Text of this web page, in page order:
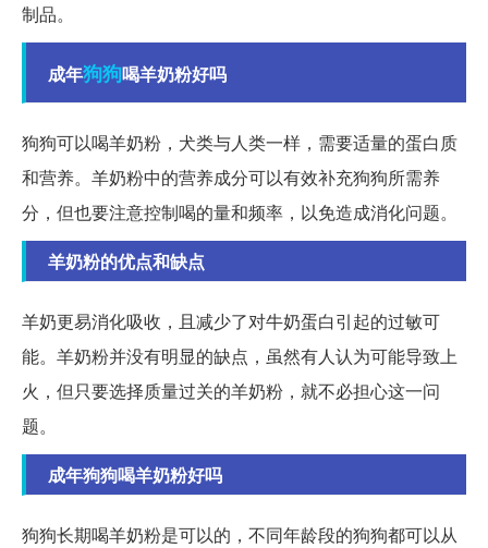
制品。
成年狗狗喝羊奶粉好吗
狗狗可以喝羊奶粉，犬类与人类一样，需要适量的蛋白质
和营养。羊奶粉中的营养成分可以有效补充狗狗所需养
分，但也要注意控制喝的量和频率，以免造成消化问题。
羊奶粉的优点和缺点
羊奶更易消化吸收，且减少了对牛奶蛋白引起的过敏可
能。羊奶粉并没有明显的缺点，虽然有人认为可能导致上
火，但只要选择质量过关的羊奶粉，就不必担心这一问
题。
成年狗狗喝羊奶粉好吗
狗狗长期喝羊奶粉是可以的，不同年龄段的狗狗都可以从